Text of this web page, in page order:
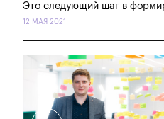
Это следующий шаг в
12 МАЯ 2021